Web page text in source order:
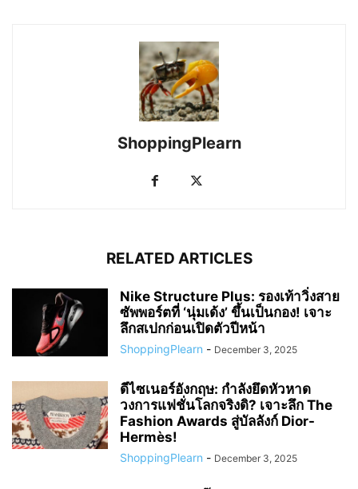
ShoppingPlearn
RELATED ARTICLES
Nike Structure Plus: รองเท้าวิ่งสาย
ซัพพอร์ตที่ ‘นุ่มเด้ง’ ขึ้นเป็นกอง! เจาะ
ลึกสเปกก่อนเปิดตัวปีหน้า
ShoppingPlearn - December 3, 2025
ดีไซเนอร์อังกฤษ: กำลังยึดหัวหาด
วงการแฟชั่นโลกจริงดิ? เจาะลึก The
Fashion Awards สู่บัลลังก์ Dior-
Hermès!
ShoppingPlearn - December 3, 2025